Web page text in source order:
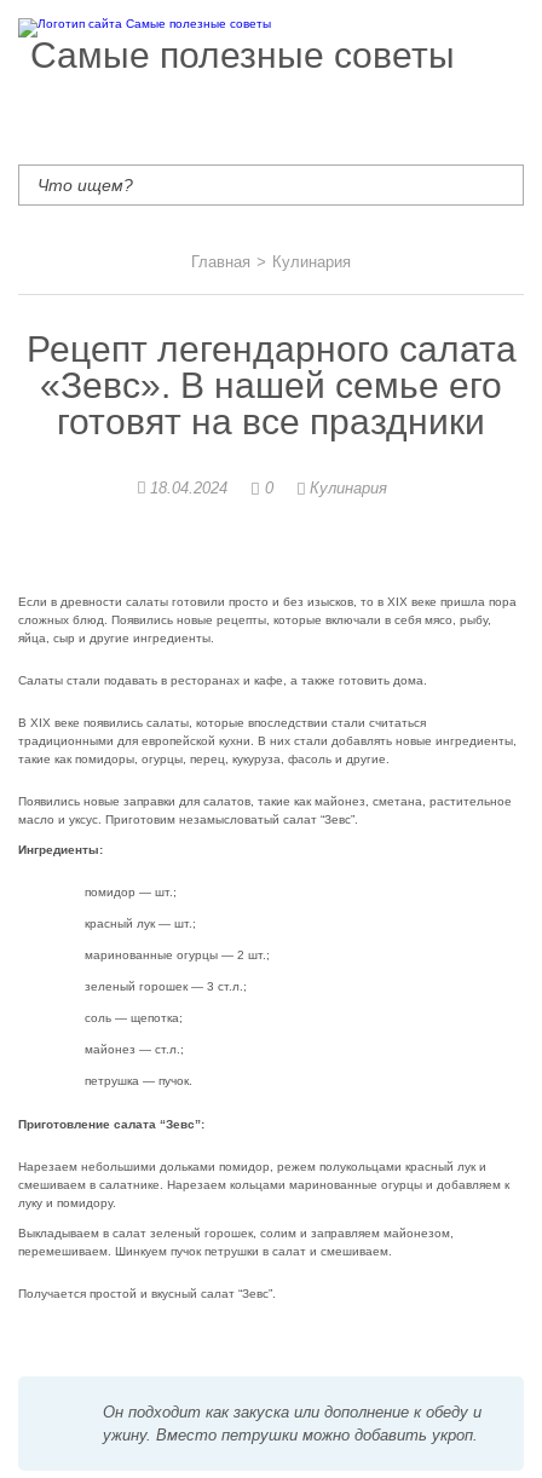
Самые полезные советы
Главная > Кулинария
Рецепт легендарного салата
«Зевс». В нашей семье его
готовят на все праздники
18.04.2024 0 Кулинария
Если в древности салаты готовили просто и без изысков, то в XIX веке пришла пора
сложных блюд. Появились новые рецепты, которые включали в себя мясо, рыбу,
яйца, сыр и другие ингредиенты.
Салаты стали подавать в ресторанах и кафе, а также готовить дома.
В XIX веке появились салаты, которые впоследствии стали считаться
традиционными для европейской кухни. В них стали добавлять новые ингредиенты,
такие как помидоры, огурцы, перец, кукуруза, фасоль и другие.
Появились новые заправки для салатов, такие как майонез, сметана, растительное
масло и уксус. Приготовим незамысловатый салат “Зевс”.
Ингредиенты:
помидор — шт.;
красный лук — шт.;
маринованные огурцы — 2 шт.;
зеленый горошек — 3 ст.л.;
соль — щепотка;
майонез — ст.л.;
петрушка — пучок.
Приготовление салата “Зевс”:
Нарезаем небольшими дольками помидор, режем полукольцами красный лук и
смешиваем в салатнике. Нарезаем кольцами маринованные огурцы и добавляем к
луку и помидору.
Выкладываем в салат зеленый горошек, солим и заправляем майонезом,
перемешиваем. Шинкуем пучок петрушки в салат и смешиваем.
Получается простой и вкусный салат “Зевс”.
Он подходит как закуска или дополнение к обеду и
ужину. Вместо петрушки можно добавить укроп.